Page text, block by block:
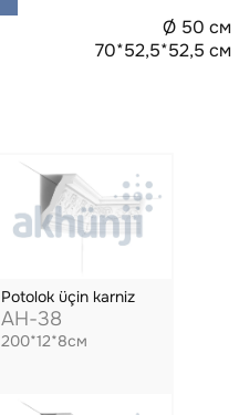
Ø 50 см
70*52,5*52,5 см
Potolok üçin karniz
AH-38
200*12*8см